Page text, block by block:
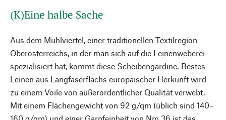
(K)Eine halbe Sache
Aus dem Mühlviertel, einer traditionellen Textilregion
Oberösterreichs, in der man sich auf die Leinenweberei
spezialisiert hat, kommt diese Scheibengardine. Bestes
Leinen aus Langfaserflachs europäischer Herkunft wird
zu einem Voile von außerordentlicher Qualität verwebt.
Mit einem Flächengewicht von 92 g/qm (üblich sind 140–